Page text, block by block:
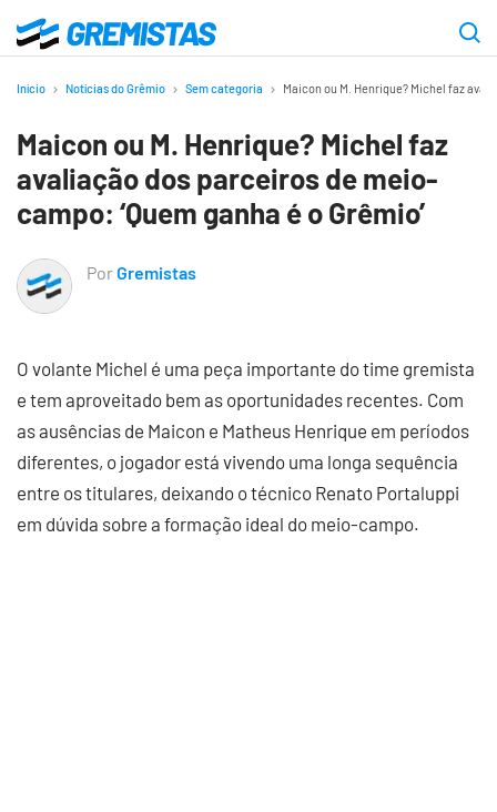
para
principal
Gremistas
Início Notícias do Grêmio Sem categoria Maicon ou M. Henrique? Michel faz
Maicon ou M. Henrique? Michel faz
avaliação dos parceiros de meio-
campo: ‘Quem ganha é o Grêmio’
PorGremistas
O volante Michel é uma peça importante do time gremista
e tem aproveitado bem as oportunidades recentes. Com
as ausências de Maicon e Matheus Henrique em períodos
diferentes, o jogador está vivendo uma longa sequência
entre os titulares, deixando o técnico Renato Portaluppi
em dúvida sobre a formação ideal do meio-campo.